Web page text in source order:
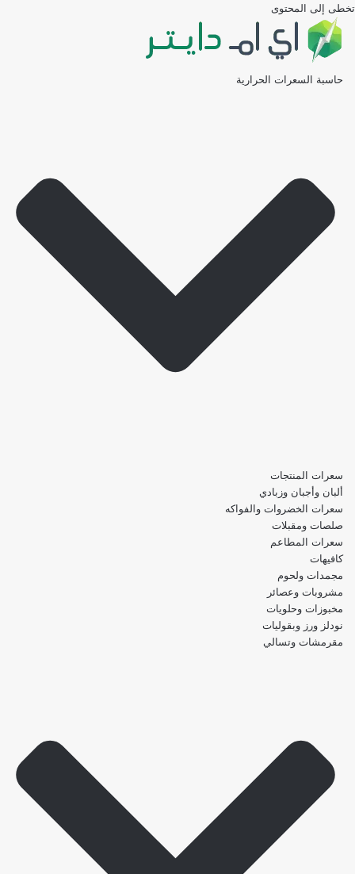
تخطى إلى المحتوى
حاسبة السعرات الحرارية
سعرات المنتجات
ألبان وأجبان وزبادي
سعرات الخضروات والفواكه
صلصات ومقبلات
سعرات المطاعم
كافيهات
مجمدات ولحوم
مشروبات وعصائر
مخبوزات وحلويات
نودلز ورز وبقوليات
مقرمشات وتسالي